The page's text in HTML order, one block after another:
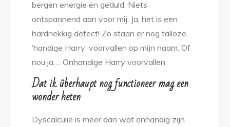
bergen energie en geduld. Niets
ontspannend aan voor mij. Ja, het is een
hardnekkig defect! Zo staan er nog talloze
‘handige Harry’ voorvallen op mijn naam. Of
nou ja…. Onhandige Harry voorvallen.
Dat ik überhaupt nog functioneer mag een
wonder heten
Dyscalculie is meer dan wat onhandig zijn